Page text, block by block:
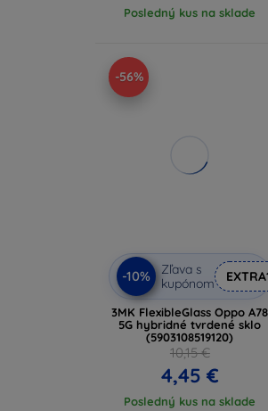
Posledný kus na sklade
-56%
-10%
Zľava s
kupónom
3MK FlexibleGlass Oppo A78
5G hybridné tvrdené sklo
(5903108519120)
10,15 €
4,45 €
Posledný kus na sklade